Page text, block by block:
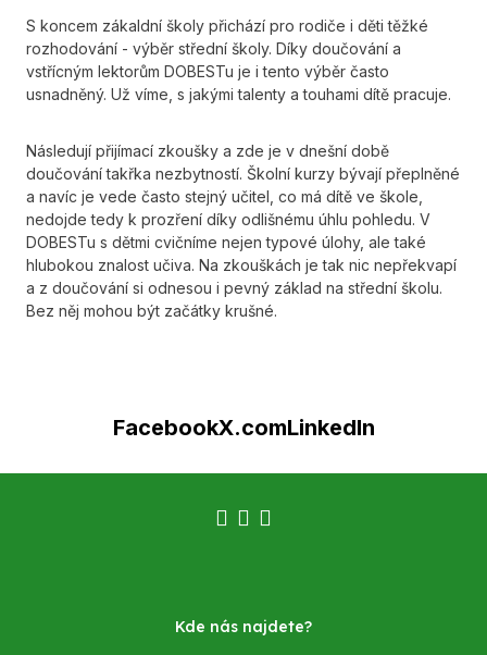
S koncem zákaldní školy přichází pro rodiče i děti těžké
rozhodování - výběr střední školy. Díky doučování a
vstřícným lektorům DOBESTu je i tento výběr často
usnadněný. Už víme, s jakými talenty a touhami dítě pracuje.
Následují přijímací zkoušky a zde je v dnešní době
doučování takřka nezbytností. Školní kurzy bývají přeplněné
a navíc je vede často stejný učitel, co má dítě ve škole,
nedojde tedy k prozření díky odlišnému úhlu pohledu. V
DOBESTu s dětmi cvičníme nejen typové úlohy, ale také
hlubokou znalost učiva. Na zkouškách je tak nic nepřekvapí
a z doučování si odnesou i pevný základ na střední školu.
Bez něj mohou být začátky krušné.
FacebookX.comLinkedIn
Kde nás najdete?